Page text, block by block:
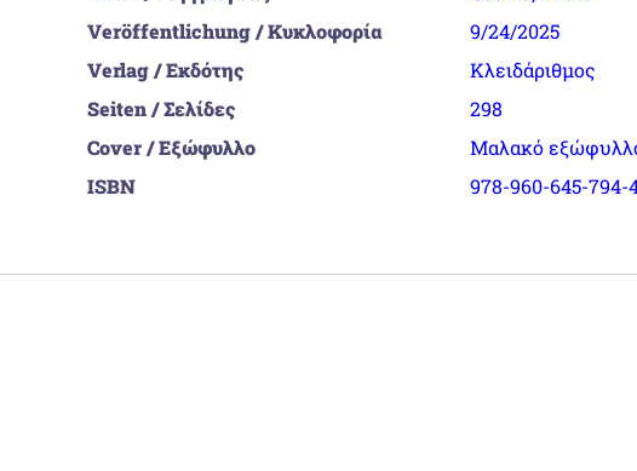
Veröffentlichung / Κυκλοφορία
9/24/2025
Verlag / Εκδότης
Κλειδάριθμος
Seiten / Σελίδες
298
Cover / Εξώφυλλο
Μαλακό
ISBN
978-960-645-794-